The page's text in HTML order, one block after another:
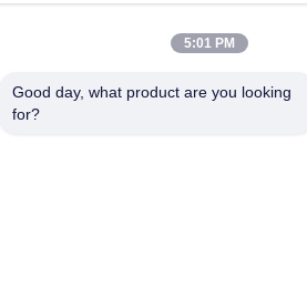
ঠিকানা
5:01 PM
Good day, what product are you looking
for?